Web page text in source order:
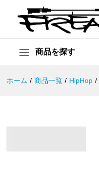
商品を探す
ホーム / 商品一覧 / HipHop /